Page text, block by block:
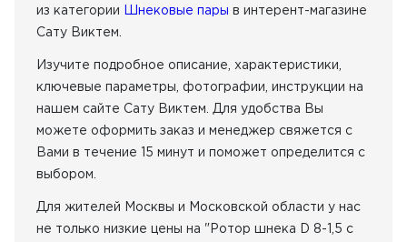
из категории
Шнековые пары в интерент-магазине
Сату Виктем.
Изучите подробное описание, характеристики,
ключевые параметры, фотографии, инструкции на
нашем сайте Сату Виктем. Для удобства Вы
можете оформить заказ и менеджер свяжется с
Вами в течение 15 минут и поможет определится с
выбором.
Для жителей Москвы и Московской области у нас
не только низкие цены на "Ротор шнека D 8-1,5 с